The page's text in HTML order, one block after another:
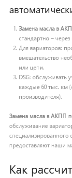
Замена масла в
стандартно –
Для вариаторов:
вмешательство
или цепи.
DSG: обслуживать
каждые 60 тыс. км
производителя).
Замена масла в АКПП
обслуживание
специализированного
предоставляют наши
Как